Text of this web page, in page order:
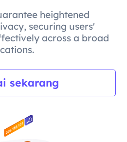
heightened
securing users'
across a broad
sekarang